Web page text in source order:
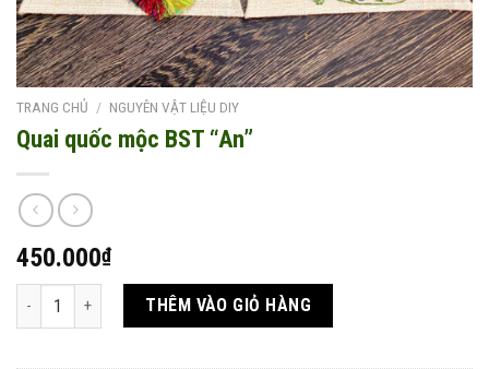
TRANG CHỦ / NGUYÊN VẬT LIỆU DIY
Quai quốc mộc BST “An”
450.000₫
Quai quốc mộc BST "An" số lượngTHÊM VÀO GIỎ HÀNG